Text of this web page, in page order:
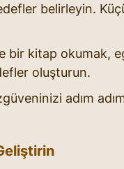
belirleyin.
bir kitap okumak,
oluşturun.
adım